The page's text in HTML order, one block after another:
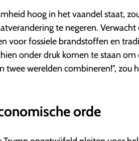
hoog in het vaandel staat,
te negeren. Verwacht
voor fossiele brandstoffen en
onder druk komen te staan
twee werelden combineren!", zou
orde